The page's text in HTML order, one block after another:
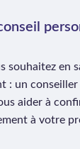
souhaitez en
: un
aider à
à votre